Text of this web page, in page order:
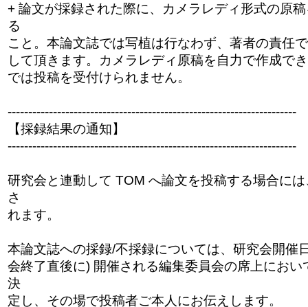
+ 論文が採録された際に、カメラレディ形式の原
る
こと。本論文誌では写植は行なわず、著者の責任
して頂きます。カメラレディ原稿を自力で作成で
では投稿を受付けられません。
----------------------------------------------------------------------
【採録結果の通知】
----------------------------------------------------------------------
研究会と連動して TOM へ論文を投稿する場合に
さ
れます。
本論文誌への採録/不採録については、研究会開催
会終了直後に) 開催される編集委員会の席上にお
決
定し、その場で投稿者ご本人にお伝えします。